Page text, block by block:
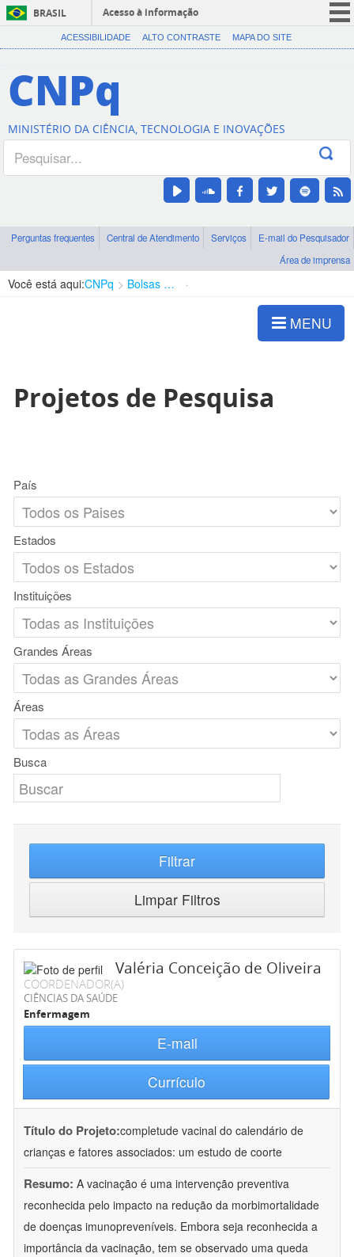
BRASIL
Acesso à informação
CORONAVÍRUS (COVID-19)
Canais
ACESSIBILIDADE ALTO CONTRASTE MAPA DO SITE
CNPq
MINISTÉRIO DA CIÊNCIA, TECNOLOGIA E INOVAÇÕES
Perguntas frequentes Central de Atendimento Serviços
E-mail do Pesquisador
Área de imprensa
Você está aqui:CNPq Bolsas e Auxílios Vigentes
MENU
Projetos de Pesquisa
País
Estados
Instituições
Grandes Áreas
Áreas
Busca
Filtrar
Limpar Filtros
Valéria Conceição de Oliveira
COORDENADOR(A)
CIÊNCIAS DA SAÚDE
Enfermagem
E-mail
Currículo
Título do Projeto:completude vacinal do calendário de
crianças e fatores associados: um estudo de coorte
Resumo: A vacinação é uma intervenção preventiva
reconhecida pelo impacto na redução da morbimortalidade
de doenças imunopreveníveis. Embora seja reconhecida a
importância da vacinação, tem se observado uma queda